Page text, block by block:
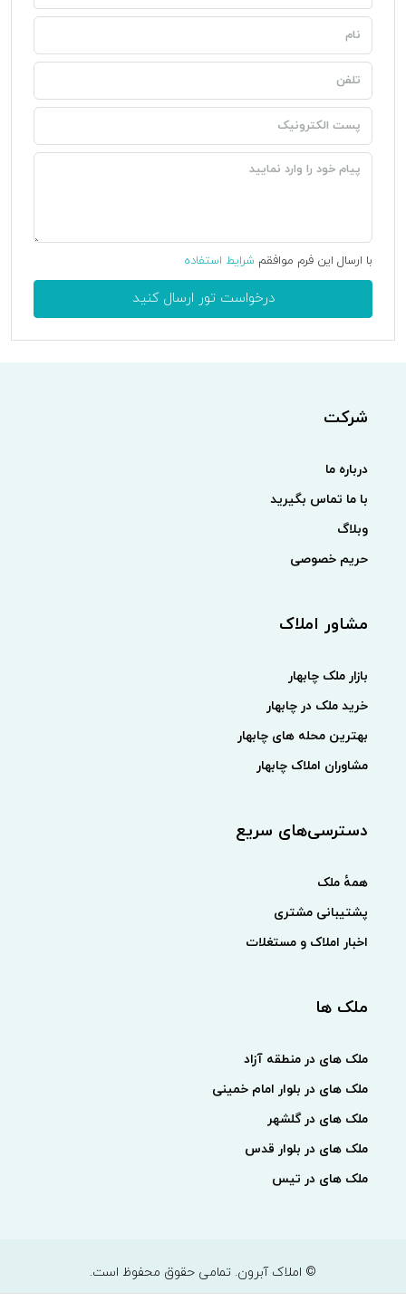
با ارسال این فرم موافقم شرایط استفاده
درخواست تور ارسال کنید
شرکت
درباره ما
با ما تماس بگیرید
وبلاگ
حریم خصوصی
مشاور املاک
بازار ملک چابهار
خرید ملک در چابهار
بهترین محله های چابهار
مشاوران املاک چابهار
دسترسی‌های سریع
همهٔ ملک
پشتیبانی مشتری
اخبار املاک و مستغلات
ملک ها
ملک های در منطقه آزاد
ملک های در بلوار امام خمینی
ملک های در گلشهر
ملک های در بلوار قدس
ملک های در تیس
© املاک آبرون. تمامی حقوق محفوظ است.